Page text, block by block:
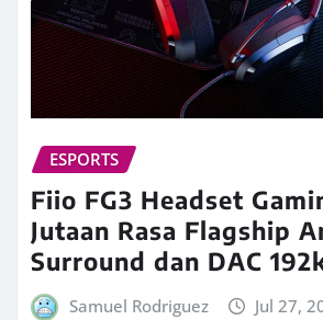
ESPORTS
Fiio FG3 Headset
Jutaan Rasa Flagship
Surround dan DAC
Samuel Rodriguez Jul 27,